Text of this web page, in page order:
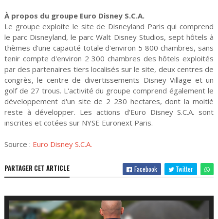
À propos du groupe Euro Disney S.C.A.
Le groupe exploite le site de Disneyland Paris qui comprend
le parc Disneyland, le parc Walt Disney Studios, sept hôtels à
thèmes d'une capacité totale d'environ 5 800 chambres, sans
tenir compte d'environ 2 300 chambres des hôtels exploités
par des partenaires tiers localisés sur le site, deux centres de
congrès, le centre de divertissements Disney Village et un
golf de 27 trous. L'activité du groupe comprend également le
développement d'un site de 2 230 hectares, dont la moitié
reste à développer. Les actions d'Euro Disney S.C.A. sont
inscrites et cotées sur NYSE Euronext Paris.
Source : Euro Disney S.C.A.
PARTAGER CET ARTICLE Facebook Twitter